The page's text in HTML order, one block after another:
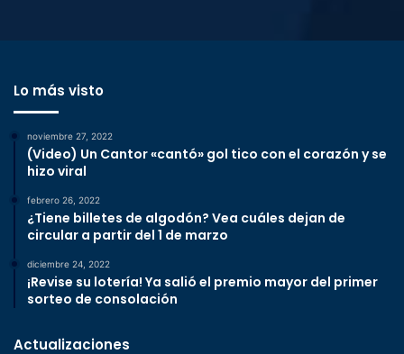
Lo más visto
noviembre 27, 2022
(Video) Un Cantor «cantó» gol tico con el corazón y se
hizo viral
febrero 26, 2022
¿Tiene billetes de algodón? Vea cuáles dejan de
circular a partir del 1 de marzo
diciembre 24, 2022
¡Revise su lotería! Ya salió el premio mayor del primer
sorteo de consolación
Actualizaciones